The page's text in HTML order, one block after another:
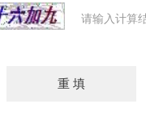
请输入计算